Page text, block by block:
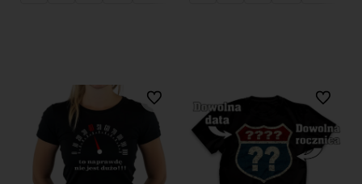
Do ulubionych Do